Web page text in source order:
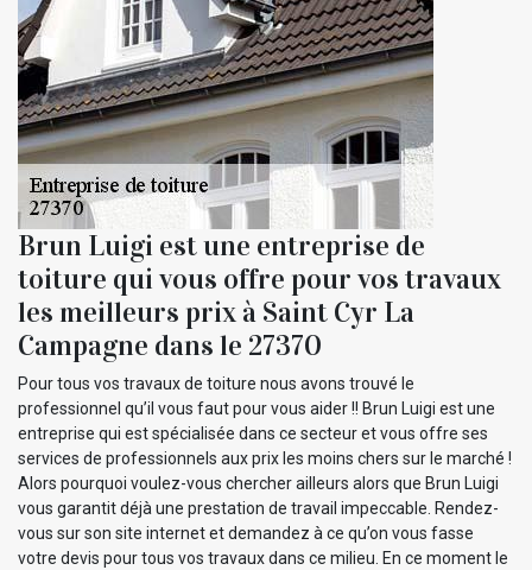
Brun Luigi est une entreprise de
toiture qui vous offre pour vos travaux
les meilleurs prix à Saint Cyr La
Campagne dans le 27370
Pour tous vos travaux de toiture nous avons trouvé le
professionnel qu’il vous faut pour vous aider !! Brun Luigi est une
entreprise qui est spécialisée dans ce secteur et vous offre ses
services de professionnels aux prix les moins chers sur le marché !
Alors pourquoi voulez-vous chercher ailleurs alors que Brun Luigi
vous garantit déjà une prestation de travail impeccable. Rendez-
vous sur son site internet et demandez à ce qu’on vous fasse
votre devis pour tous vos travaux dans ce milieu. En ce moment le